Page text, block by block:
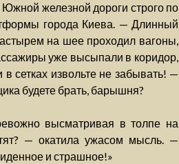
железной дороги строго по
города Киева. — Длинный
на шее проходил вагоны,
уже высыпали в коридор,
сетках извольте не забывать! —
будете брать, барышня?
высматривая в толпе на
— окатила ужасом мысль. —
и страшное!»